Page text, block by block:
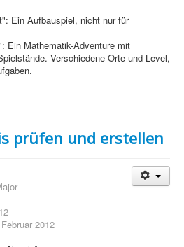
Ein Aufbauspiel, nicht nur für
Ein Mathematik-Adventure mit
Verschiedene Orte und Level,
prüfen und erstellen
2012